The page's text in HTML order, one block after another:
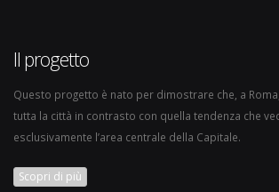
Il progetto
Questo progetto è nato per dimostrare che, a
tutta la città in contrasto con quella tendenza che
esclusivamente l’area centrale della Capitale.
Scopri di più